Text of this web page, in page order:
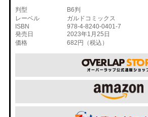
判型
B6判
レーベル
ガルドコミックス
ISBN
978-4-8240-0401-7
発売日
2023年1月25日
価格
682円（税込）